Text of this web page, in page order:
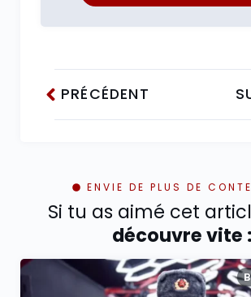
PRÉCÉDENT
ENVIE DE PLUS DE
Si tu as aimé cet
découvre vite :